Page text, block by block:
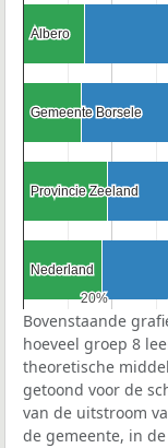
20%
20%
Albero
Albero
Gemeente Borsele
Gemeente Borsele
Provincie Zeeland
Provincie Zeeland
Nederland
Nederland
Bovenstaande
hoeveel groep 8
theoretische
getoond voor de
van de uitstroom
de gemeente, in